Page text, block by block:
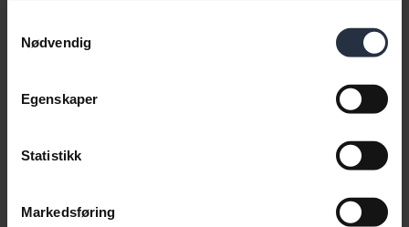
Nødvendig
Egenskaper
Statistikk
Markedsføring